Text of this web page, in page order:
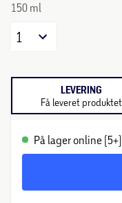
150 ml
1
LEVERING
Få leveret produktet
På lager online (5+)